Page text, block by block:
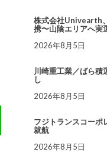
株式会社Univearth
携〜山陰エリアへ実
2026年8月5日
川崎重工業／ばら積
し
2026年8月5日
フジトランスコーポ
就航
2026年8月5日